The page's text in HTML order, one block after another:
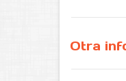
Otra